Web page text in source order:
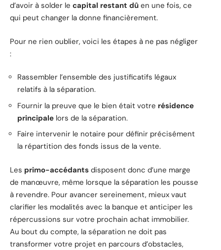
d’avoir à solder le capital restant dû en une fois, ce
qui peut changer la donne financièrement.
Pour ne rien oublier, voici les étapes à ne pas négliger
:
Rassembler l’ensemble des justificatifs légaux
relatifs à la séparation.
Fournir la preuve que le bien était votre résidence
principale lors de la séparation.
Faire intervenir le notaire pour définir précisément
la répartition des fonds issus de la vente.
Les primo-accédants disposent donc d’une marge
de manœuvre, même lorsque la séparation les pousse
à revendre. Pour avancer sereinement, mieux vaut
clarifier les modalités avec la banque et anticiper les
répercussions sur votre prochain achat immobilier.
Au bout du compte, la séparation ne doit pas
transformer votre projet en parcours d’obstacles,